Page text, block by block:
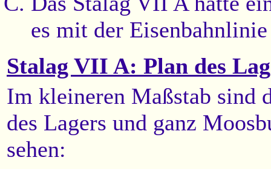
es mit der
Stalag VII A: Plan des
Im kleineren Maßstab sind
des Lagers und ganz
sehen: